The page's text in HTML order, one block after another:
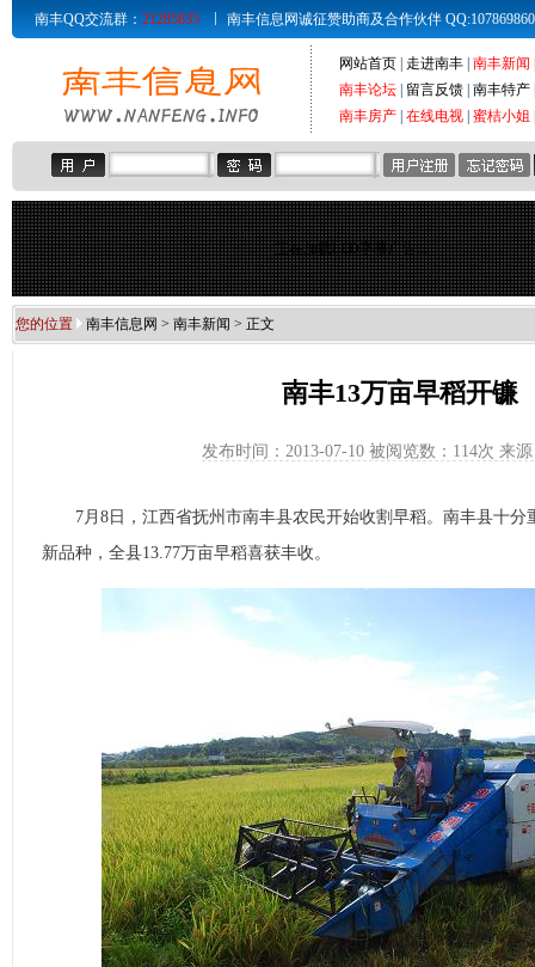
南丰QQ交流群： 21285835 南丰信息网诚征赞助商及合作伙伴
网站首页 走进南丰 南丰新闻
南丰论坛
留言反馈 南丰特产
南丰房产 在线电视 蜜桔小姐
正在加载LED字幕广告...
您的位置 南丰信息网 > 南丰新闻 > 正文
南丰13万亩早稻开镰
发布时间：2013-07-10 被阅览数： 114次 来
7月8日，江西省抚州市南丰县农民开始收割早稻。南丰县十分
新品种，全县13.77万亩早稻喜获丰收。